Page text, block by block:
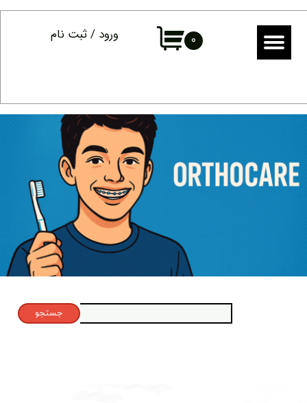
۰ ورود / ثبت نام
حساب کاربری من
سفارشات
جستجو